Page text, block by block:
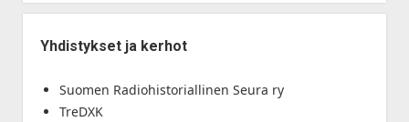
Yhdistykset ja kerhot
Suomen Radiohistoriallinen Seura ry
TreDXK